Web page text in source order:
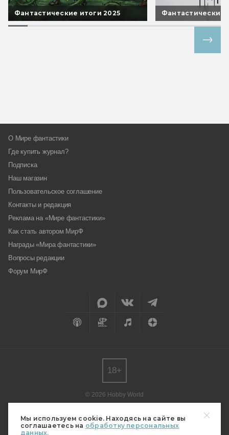
Мы используем cookie. Находясь на сайте вы
соглашаетесь на обработку персональных
данных.
Фантастические итоги 2025 Фантастические
О Мире фантастики
Где купить журнал?
Подписка
Наш магазин
Пользовательское соглашение
Контакты и редакция
Реклама на «Мире фантастики»
Как стать автором МирФ
Награды «Мира фантастики»
Вопросы редакции
Форум МирФ
© 2026 Hobby World
редакции.
Мнение авторов может не совпадать с мнением редакции.
18+